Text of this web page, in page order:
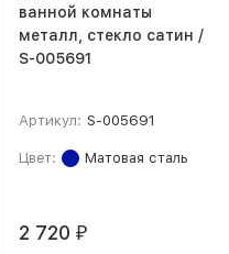
ванной комнаты
металл, стекло сатин /
S-005691
Артикул: S-005691
Цвет: Матовая сталь
2 720 ₽